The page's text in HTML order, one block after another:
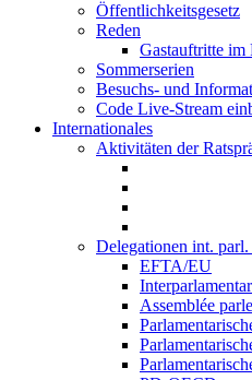
Öffentlichkeitsgesetz
Reden
Gastauftritte im
Sommerserien
Besuchs- und
Code Live-Stream
Internationales
Aktivitäten der
Delegationen int.
EFTA/EU
Assemblée